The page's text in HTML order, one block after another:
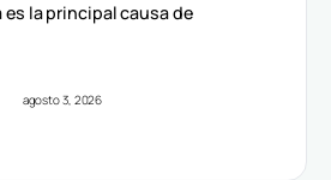
la principal causa de
agosto 3, 2026